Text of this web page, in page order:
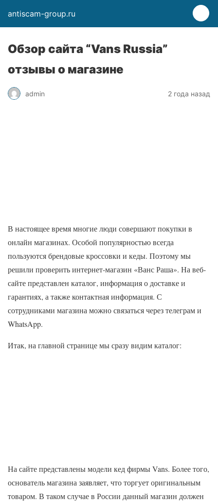
antiscam-group.ru
Обзор сайта “Vans Russia”
отзывы о магазине
admin 2 года назад
В настоящее время многие люди совершают покупки в
онлайн магазинах. Особой популярностью всегда
пользуются брендовые кроссовки и кеды. Поэтому мы
решили проверить интернет-магазин «Ванс Раша». На веб-
сайте представлен каталог, информация о доставке и
гарантиях, а также контактная информация. С
сотрудниками магазина можно связаться через телеграм и
WhatsApp.
Итак, на главной странице мы сразу видим каталог:
На сайте представлены модели кед фирмы Vans. Более того,
основатель магазина заявляет, что торгует оригинальным
товаром. В таком случае в России данный магазин должен